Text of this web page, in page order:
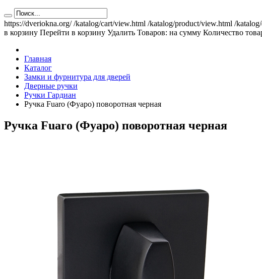
https://dveriokna.org/ /katalog/cart/view.html /katalog/product/view.html /
в корзину Перейти в корзину Удалить Товаров: на сумму Количество
Главная
Каталог
Замки и фурнитура для дверей
Дверные ручки
Ручки Гардиан
Ручка Fuaro (Фуаро) поворотная черная
Ручка Fuaro (Фуаро) поворотная черная